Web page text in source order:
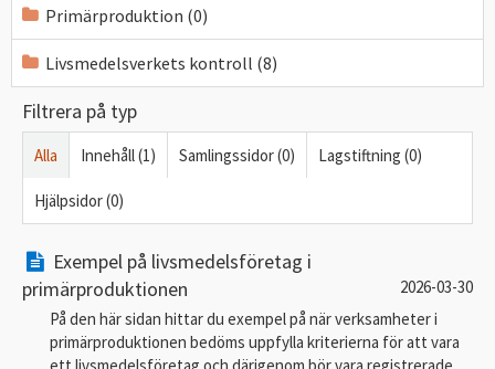
Primärproduktion (0)
Livsmedelsverkets kontroll (8)
Filtrera på typ
Alla Innehåll (1) Samlingssidor (0) Lagstiftning (0)
Hjälpsidor (0)
Exempel på livsmedelsföretag i
primärproduktionen
2026-03-30
På den här sidan hittar du exempel på när verksamheter i
primärproduktionen bedöms uppfylla kriterierna för att vara
ett livsmedelsföretag och därigenom bör vara registrerade.